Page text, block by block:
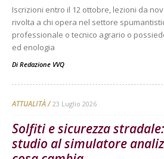
Iscrizioni entro il 12 ottobre, lezioni da
rivolta a chi opera nel settore
professionale o tecnico agrario o
ed enologia
Di Redazione VVQ
ATTUALITÀ 23 Luglio 2026
Solfiti e sicurezza
studio al simulatore